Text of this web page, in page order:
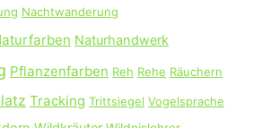
Nachtwanderung
Naturhandwerk
Pflanzenfarben Reh Rehe Räuchern
Tracking Trittsiegel Vogelsprache